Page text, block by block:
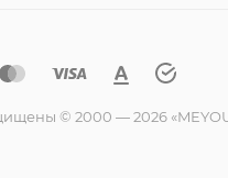
© 2000 — 2026